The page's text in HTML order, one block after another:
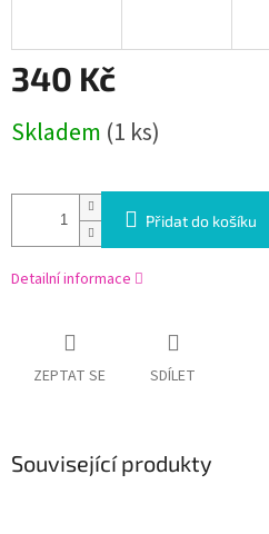
340 Kč
cena:
Skladem (1 ks)
Přidat do košíku
Detailní informace
ZEPTAT SE SDÍLET
Související produkty